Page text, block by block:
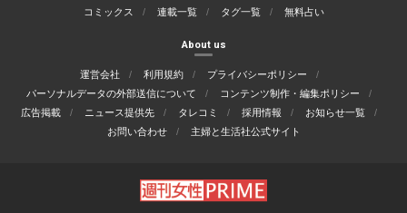
コミックス
連載一覧 タグ一覧 無料占い
About us
運営会社 利用規約
プライバシーポリシー
パーソナルデータの外部送信について
コンテンツ制作・編集ポリシー
広告掲載
ニュース提供先 タレコミ 採用情報
お知らせ一覧
お問い合わせ
主婦と生活社公式サイト